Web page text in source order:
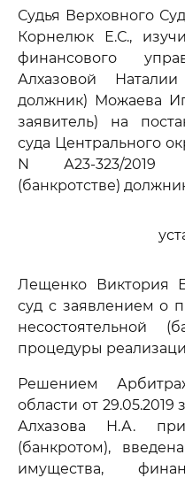
Судья Верховного
Корнелюк Е.С.,
финансового
Алхазовой
должник) Можаева
заявитель) на
суда Центрального
N А23-323/2019
(банкротстве)
Лещенко Виктория
суд с заявлением о
несостоятельной
процедуры
Решением
области от
Алхазова Н.А.
(банкротом),
имущества,